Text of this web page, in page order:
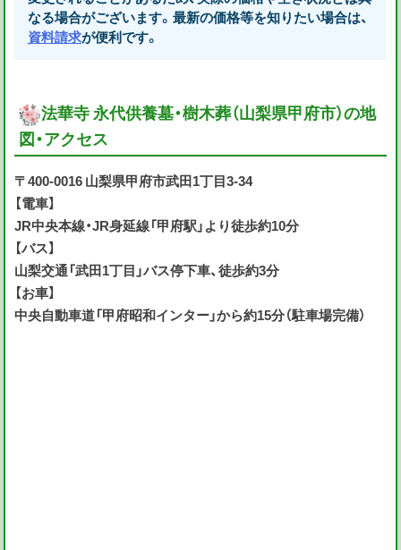
なる場合がございます。最新の価格等を知りたい場合は、
資料請求が便利です。
法華寺 永代供養墓・樹木葬（山梨県甲府市）の地
図・アクセス
〒400-0016 山梨県甲府市武田1丁目3-34
【電車】
JR中央本線・JR身延線「甲府駅」より徒歩約10分
【バス】
山梨交通「武田1丁目」バス停下車、徒歩約3分
【お車】
中央自動車道「甲府昭和インター」から約15分（駐車場完備）